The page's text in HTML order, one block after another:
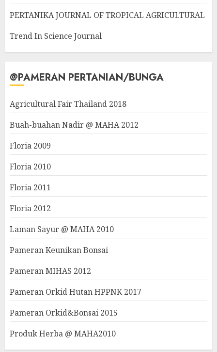
PERTANIKA JOURNAL OF TROPICAL AGRICULTURAL
Trend In Science Journal
@PAMERAN PERTANIAN/BUNGA
Agricultural Fair Thailand 2018
Buah-buahan Nadir @ MAHA 2012
Floria 2009
Floria 2010
Floria 2011
Floria 2012
Laman Sayur @ MAHA 2010
Pameran Keunikan Bonsai
Pameran MIHAS 2012
Pameran Orkid Hutan HPPNK 2017
Pameran Orkid&Bonsai 2015
Produk Herba @ MAHA2010